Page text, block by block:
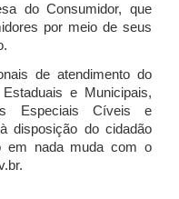
do Consumidor, que
por meio de seus
de atendimento do
e Municipais,
Especiais Cíveis e
disposição do cidadão
em nada muda com o